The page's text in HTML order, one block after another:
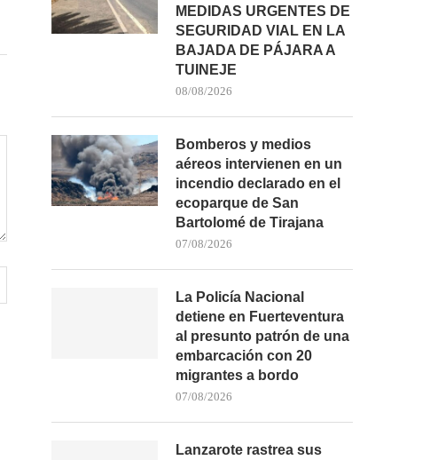
05/08/2026
MEDIDAS URGENTES DE
SEGURIDAD VIAL EN LA
BAJADA DE PÁJARA A
TUINEJE
08/08/2026
Bomberos y medios
aéreos intervienen en un
incendio declarado en el
ecoparque de San
Bartolomé de Tirajana
07/08/2026
La Policía Nacional
detiene en Fuerteventura
al presunto patrón de una
embarcación con 20
migrantes a bordo
07/08/2026
Lanzarote rastrea sus